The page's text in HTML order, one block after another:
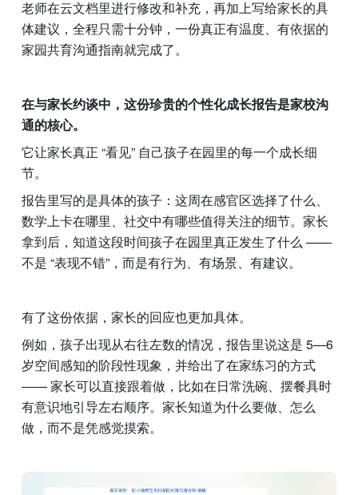
老师在云文档里进行修改和补充，再加上写给家长的具
体建议，全程只需十分钟，一份真正有温度、有依据的
家园共育沟通指南就完成了。
在与家长约谈中，这份珍贵的个性化成长报告是家校沟
通的核心。
它让家长真正 “看见” 自己孩子在园里的每一个成长细
节。
报告里写的是具体的孩子：这周在感官区选择了什么、
数学上卡在哪里、社交中有哪些值得关注的细节。家长
拿到后，知道这段时间孩子在园里真正发生了什么 ——
不是 “表现不错”，而是有行为、有场景、有建议。
有了这份依据，家长的回应也更加具体。
例如，孩子出现从右往左数的情况，报告里说这是 5—6
岁空间感知的阶段性现象，并给出了在家练习的方式
—— 家长可以直接跟着做，比如在日常洗碗、摆餐具时
有意识地引导左右顺序。家长知道为什么要做、怎么
做，而不是凭感觉摸索。